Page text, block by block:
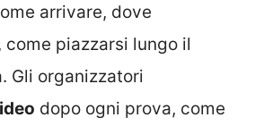
arrivare, dove
piazzarsi lungo il
Gli organizzatori
dopo ogni prova, come